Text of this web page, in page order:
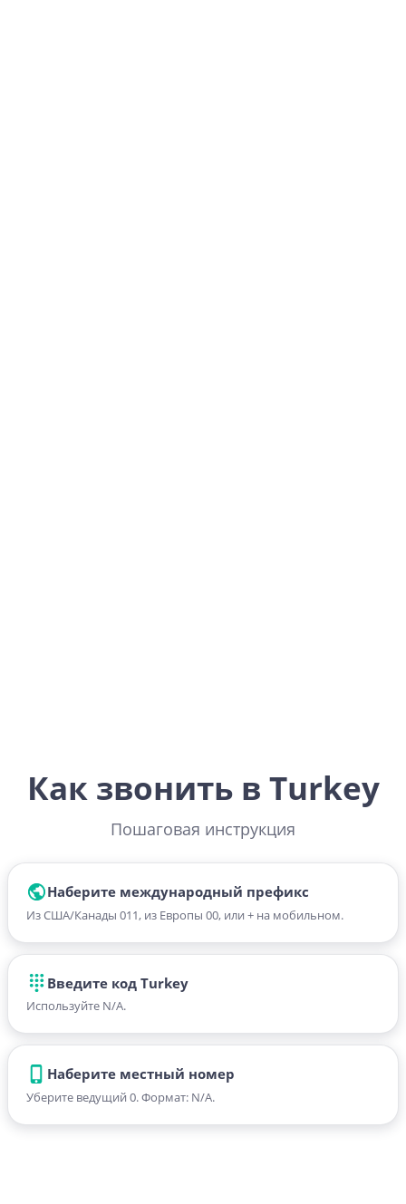
Как звонить в Turkey
Пошаговая инструкция
Наберите международный префикс
Из США/Канады 011, из Европы 00, или + на мобильном.
Введите код Turkey
Используйте N/A.
Наберите местный номер
Уберите ведущий 0. Формат: N/A.